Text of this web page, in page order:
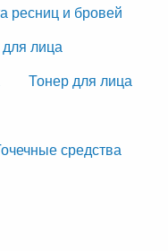
ресниц и бровей
лица
Тонер для лица
средства